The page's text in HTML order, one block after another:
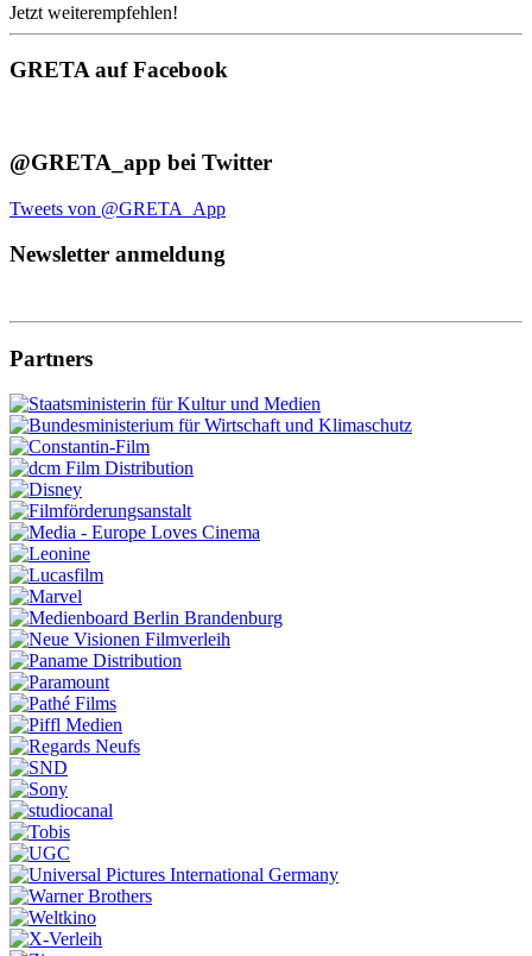
Jetzt weiterempfehlen!
GRETA auf Facebook
@GRETA_app bei Twitter
Tweets von @GRETA_App
Newsletter anmeldung
Partners